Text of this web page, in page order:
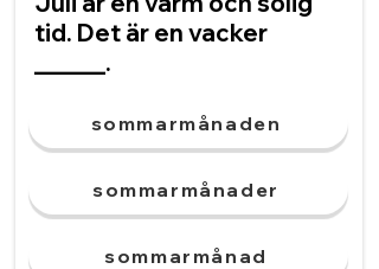
tid. Det är en vacker
______.
sommarmånaden
sommarmånader
sommarmånad